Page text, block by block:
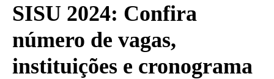
SISU 2024: Confira
número de vagas,
instituições e cronograma